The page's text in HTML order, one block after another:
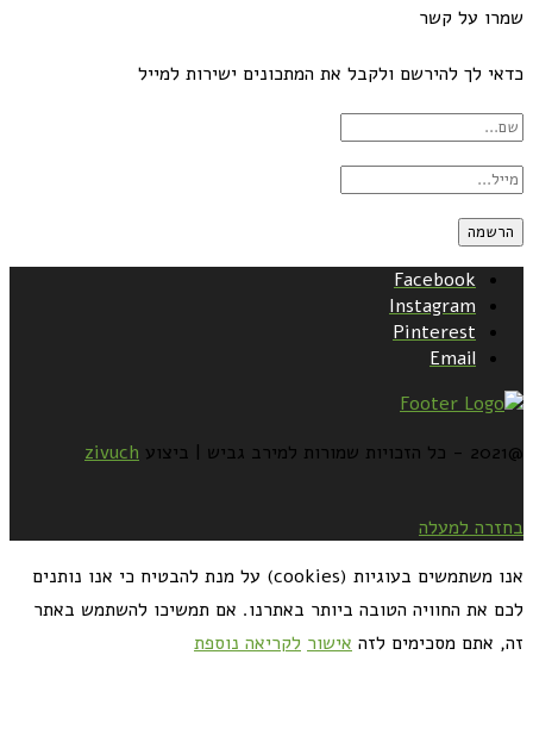
שמרו על קשר
כדאי לך להירשם ולקבל את המתכונים ישירות למייל
Facebook
Instagram
Pinterest
Email
@2021 - כל הזכויות שמורות למירב גביש | ביצוע zivuch
בחזרה למעלה
אנו משתמשים בעוגיות (cookies) על מנת להבטיח כי אנו נותנים
לכם את החוויה הטובה ביותר באתרנו. אם תמשיכו להשתמש באתר
זה, אתם מסכימים לזה אישור לקריאה נוספת